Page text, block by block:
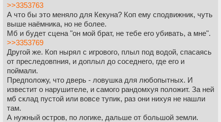
>>3353763
А что бы это меняло для Кекуна? Коп ему сподвижник, чуть
выше наёмника, но не более.
Мб и будет сцена "он мой брат, не тебе его убивать, а мне".
>>3353769
Другой же. Коп нырял с игрового, плыл под водой, спасаясь
от преследовпния, и доплыл до соседнего, где его и
поймали.
Предположу, что дверь - ловушка для любопытных. И
известит о нарушителе, и самого рандомхуя положит. За ней
мб склад пустой или вовсе тупик, раз они нихуя не нашли
там.
А нужный остров, по логике, дальше от большой земли.